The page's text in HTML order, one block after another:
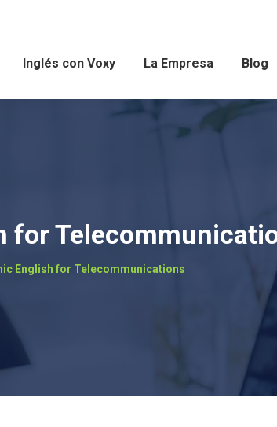
Inglés con Voxy La Empresa Blog
for
English for Telecommunications